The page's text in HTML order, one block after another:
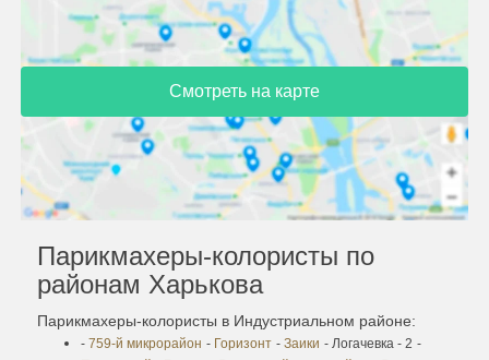
Смотреть на карте
Парикмахеры-колористы по
районам Харькова
Парикмахеры-колористы в Индустриальном районе:
- 759-й микрорайон - Горизонт - Заики - Логачевка - 2 -